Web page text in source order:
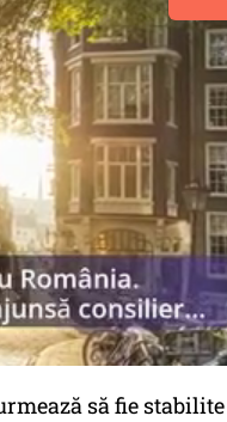
să fie